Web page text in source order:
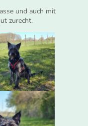
und auch mit
zurecht.